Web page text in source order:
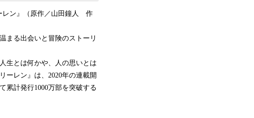
レン』（原作／山田鐘人 作
まる出会いと冒険のストーリ
生とは何かや、人の思いとは
ーレン』は、2020年の連載開
累計発行1000万部を突破する